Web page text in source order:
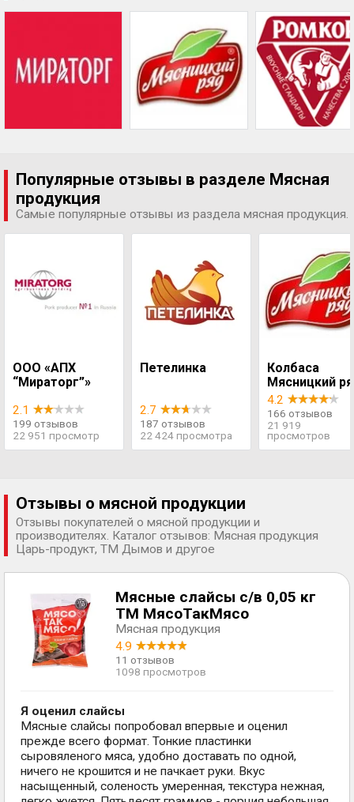
Популярные отзывы в разделе Мясная
продукция
Самые популярные отзывы из раздела мясная продукция.
ООО «АПХ
“Мираторг”»
2.1
199 отзывов
22 951 просмотр
Петелинка
2.7
187 отзывов
22 424 просмотра
Колбаса
Мясницкий
4.2
166 отзывов
21 919
просмотров
Отзывы о мясной продукции
Отзывы покупателей о мясной продукции и
производителях. Каталог отзывов: Мясная продукция
Царь-продукт, ТМ Дымов и другое
Мясные слайсы с/в 0,05 кг
ТМ МясоТакМясо
Мясная продукция
4.9
11 отзывов
1098 просмотров
Я оценил слайсы
Мясные слайсы попробовал впервые и оценил
прежде всего формат. Тонкие пластинки
сыровяленого мяса, удобно доставать по одной,
ничего не крошится и не пачкает руки. Вкус
насыщенный, соленость умеренная, текстура нежная,